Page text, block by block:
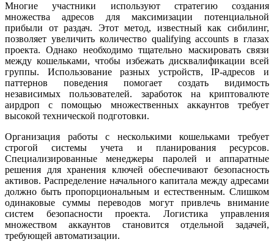
Многие участники используют стратегию создания
множества адресов для максимизации потенциальной
прибыли от раздач. Этот метод, известный как сибилинг,
позволяет увеличить количество qualifying accounts в глазах
проекта. Однако необходимо тщательно маскировать связи
между кошельками, чтобы избежать дисквалификации всей
группы. Использование разных устройств, IP-адресов и
паттернов поведения помогает создать видимость
независимых пользователей. заработок на криптовалюте
аирдроп с помощью множественных аккаунтов требует
высокой технической подготовки.
Организация работы с несколькими кошельками требует
строгой системы учета и планирования ресурсов.
Специализированные менеджеры паролей и аппаратные
решения для хранения ключей обеспечивают безопасность
активов. Распределение начального капитала между адресами
должно быть пропорциональным и естественным. Слишком
одинаковые суммы переводов могут привлечь внимание
систем безопасности проекта. Логистика управления
множеством аккаунтов становится отдельной задачей,
требующей автоматизации.